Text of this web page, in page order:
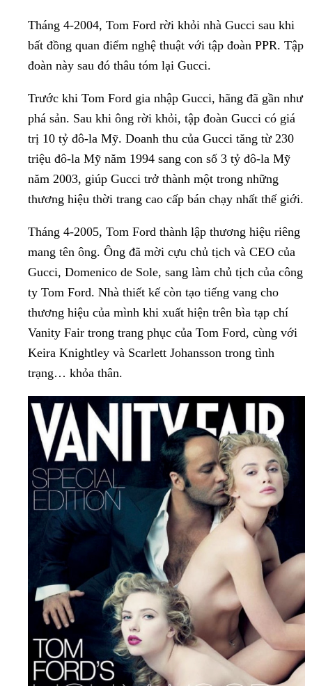
Tháng 4-2004, Tom Ford rời khỏi nhà Gucci sau khi
bất đồng quan điểm nghệ thuật với tập đoàn PPR. Tập
đoàn này sau đó thâu tóm lại Gucci.
Trước khi Tom Ford gia nhập Gucci, hãng đã gần như
phá sản. Sau khi ông rời khỏi, tập đoàn Gucci có giá
trị 10 tỷ đô-la Mỹ. Doanh thu của Gucci tăng từ 230
triệu đô-la Mỹ năm 1994 sang con số 3 tỷ đô-la Mỹ
năm 2003, giúp Gucci trở thành một trong những
thương hiệu thời trang cao cấp bán chạy nhất thế giới.
Tháng 4-2005, Tom Ford thành lập thương hiệu riêng
mang tên ông. Ông đã mời cựu chủ tịch và CEO của
Gucci, Domenico de Sole, sang làm chủ tịch của công
ty Tom Ford. Nhà thiết kế còn tạo tiếng vang cho
thương hiệu của mình khi xuất hiện trên bìa tạp chí
Vanity Fair trong trang phục của Tom Ford, cùng với
Keira Knightley và Scarlett Johansson trong tình
trạng… khỏa thân.